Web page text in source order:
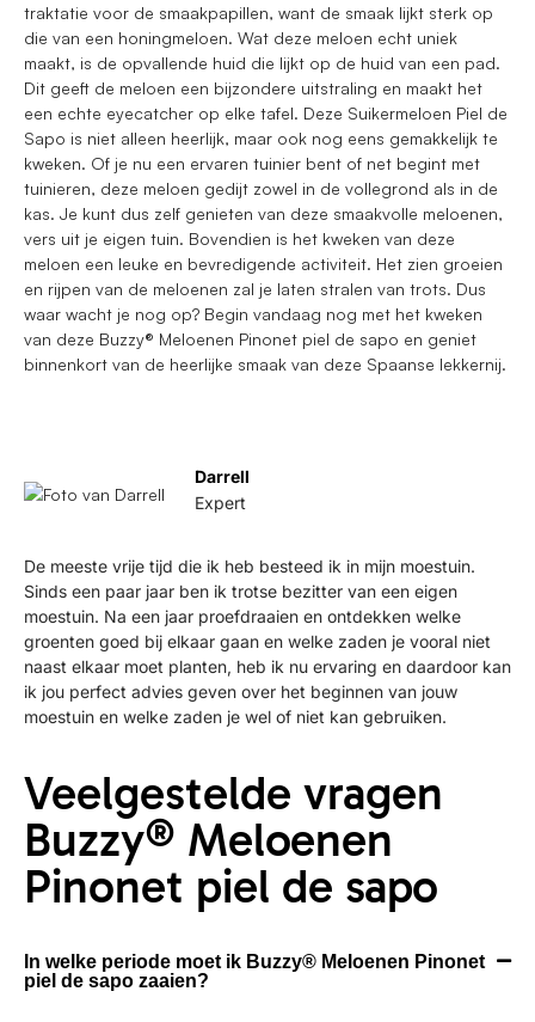
traktatie voor de smaakpapillen, want de smaak lijkt sterk op
die van een honingmeloen. Wat deze meloen echt uniek
maakt, is de opvallende huid die lijkt op de huid van een pad.
Dit geeft de meloen een bijzondere uitstraling en maakt het
een echte eyecatcher op elke tafel. Deze Suikermeloen Piel de
Sapo is niet alleen heerlijk, maar ook nog eens gemakkelijk te
kweken. Of je nu een ervaren tuinier bent of net begint met
tuinieren, deze meloen gedijt zowel in de vollegrond als in de
kas. Je kunt dus zelf genieten van deze smaakvolle meloenen,
vers uit je eigen tuin. Bovendien is het kweken van deze
meloen een leuke en bevredigende activiteit. Het zien groeien
en rijpen van de meloenen zal je laten stralen van trots. Dus
waar wacht je nog op? Begin vandaag nog met het kweken
van deze Buzzy® Meloenen Pinonet piel de sapo en geniet
binnenkort van de heerlijke smaak van deze Spaanse lekkernij.
Darrell
Expert
De meeste vrije tijd die ik heb besteed ik in mijn moestuin.
Sinds een paar jaar ben ik trotse bezitter van een eigen
moestuin. Na een jaar proefdraaien en ontdekken welke
groenten goed bij elkaar gaan en welke zaden je vooral niet
naast elkaar moet planten, heb ik nu ervaring en daardoor kan
ik jou perfect advies geven over het beginnen van jouw
moestuin en welke zaden je wel of niet kan gebruiken.
Veelgestelde vragen
Buzzy® Meloenen
Pinonet piel de sapo
In welke periode moet ik Buzzy® Meloenen Pinonet
piel de sapo zaaien?